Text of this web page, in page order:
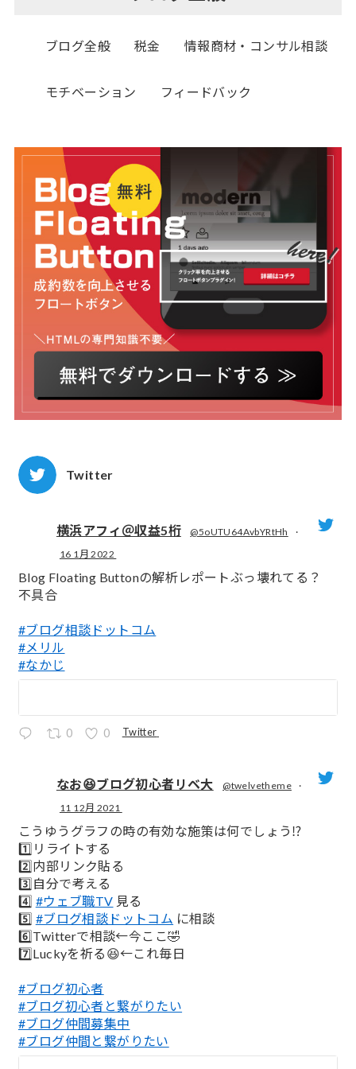
ブログ全般 税金 情報商材・コンサル相談
モチベーション フィードバック
Twitter
横浜アフィ＠収益5桁 @5oUTU64AvbYRtHh
·
16 1月 2022
Blog Floating Buttonの解析レポートぶっ壊れてる？
不具合
#ブログ相談ドットコム
#メリル
#なかじ
0 0 Twitter
なお😆ブログ初心者リベ大 @twelvetheme
·
11 12月 2021
こうゆうグラフの時の有効な施策は何でしょう⁉️
1️⃣リライトする
2️⃣内部リンク貼る
3️⃣自分で考える
4️⃣ #ウェブ職TV 見る
5️⃣ #ブログ相談ドットコム に相談
6️⃣Twitterで相談←今ここ🤣
7️⃣Luckyを祈る😆←これ毎日
#ブログ初心者
#ブログ初心者と繋がりたい
#ブログ仲間募集中
#ブログ仲間と繋がりたい